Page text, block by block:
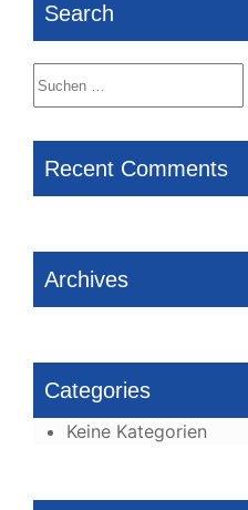
Search
Suchen
nach:
Recent Comments
Archives
Categories
Keine Kategorien